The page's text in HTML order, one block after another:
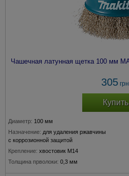
Чашечная латунная щетка 100 мм
305
Купить
Диаметр: 100 мм
Назначение: для удаления ржавчины
с коррозионной защитой
Крепление: хвостовик М14
Толщина прволоки: 0,3 мм
Подходит для модели: 180, 230 мм